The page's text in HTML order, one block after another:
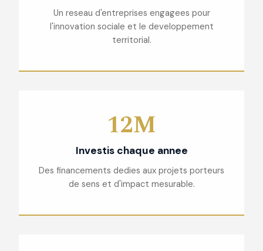
Un reseau d'entreprises engagees pour
l'innovation sociale et le developpement
territorial.
12M
Investis chaque annee
Des financements dedies aux projets porteurs
de sens et d'impact mesurable.